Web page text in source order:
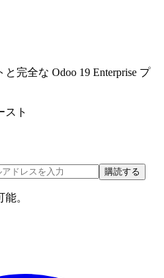
完全な Odoo 19 Enterprise プ
スト
購読する
。